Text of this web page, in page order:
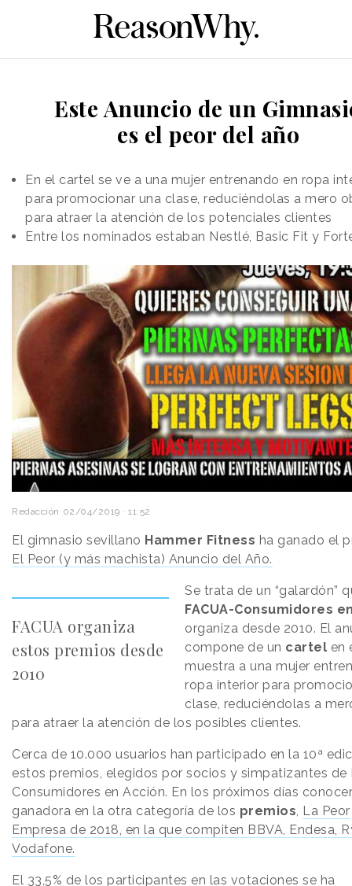
Este Anuncio de un
es el peor del año
En el cartel se ve a una mujer entrenando en ropa
para promocionar una clase, reduciéndolas a mero
para atraer la atención de los potenciales clientes
Entre los nominados estaban Nestlé, Basic Fit y
Redacción 02/04/2019 · 11:52
El gimnasio sevillano Hammer Fitness ha ganado el
El Peor (y más machista) Anuncio del Año.
FACUA organiza
estos premios desde
2010
Se trata de un “galardón”
FACUA-Consumidores
organiza desde 2010. El
compone de un cartel en
muestra a una mujer
ropa interior para
clase, reduciéndolas a
para atraer la atención de los posibles clientes.
Cerca de 10.000 usuarios han participado en la 10ª
estos premios, elegidos por socios y simpatizantes de
Consumidores en Acción. En los próximos días
ganadora en la otra categoría de los premios La Peor
Empresa de 2018, en la que compiten BBVA, Endesa,
Vodafone.
El 33,5% de los participantes en las votaciones se ha